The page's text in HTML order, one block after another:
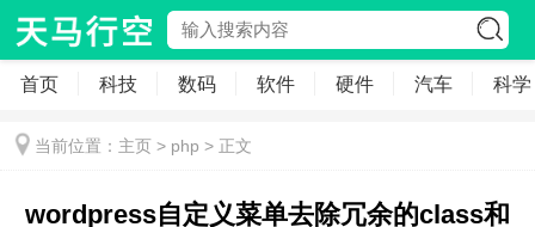
首页 科技 数码 软件 硬件 汽车 科学
当前位置： 主页 > php > 正文
wordpress自定义菜单去除冗余的class和